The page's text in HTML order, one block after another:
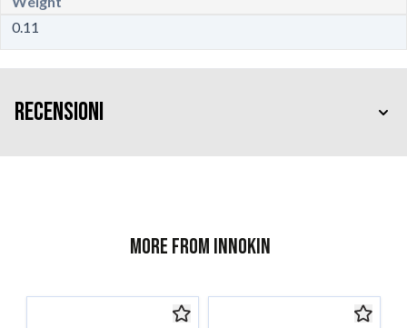
0.11
Recensioni
More from Innokin